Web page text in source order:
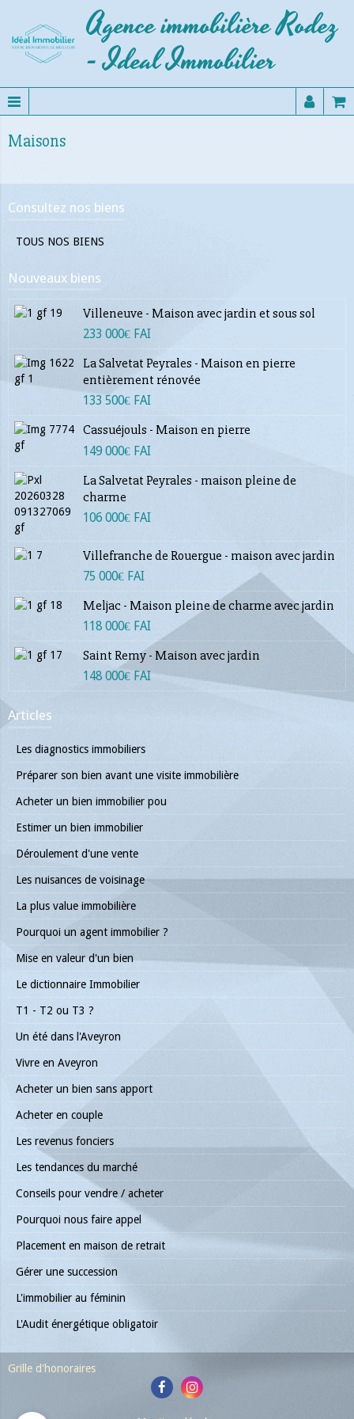
Agence immobilière Rodez
- Ideal Immobilier
Maisons
Consultez nos biens
TOUS NOS BIENS
Nouveaux biens
Villeneuve - Maison avec jardin et sous sol
233 000€ FAI
La Salvetat Peyrales - Maison en pierre
entièrement rénovée
133 500€ FAI
Cassuéjouls - Maison en pierre
149 000€ FAI
La Salvetat Peyrales - maison pleine de
charme
106 000€ FAI
Villefranche de Rouergue - maison avec jardin
75 000€ FAI
Meljac - Maison pleine de charme avec jardin
118 000€ FAI
Saint Remy - Maison avec jardin
148 000€ FAI
Articles
Les diagnostics immobiliers
Préparer son bien avant une visite immobilière
Acheter un bien immobilier pou
Estimer un bien immobilier
Déroulement d'une vente
Les nuisances de voisinage
La plus value immobilière
Pourquoi un agent immobilier ?
Mise en valeur d'un bien
Le dictionnaire Immobilier
T1 - T2 ou T3 ?
Un été dans l'Aveyron
Vivre en Aveyron
Acheter un bien sans apport
Acheter en couple
Les revenus fonciers
Les tendances du marché
Conseils pour vendre / acheter
Pourquoi nous faire appel
Placement en maison de retrait
Gérer une succession
L'immobilier au féminin
L'Audit énergétique obligatoir
Grille d'honoraires